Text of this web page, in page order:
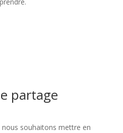
partage
nous souhaitons mettre en